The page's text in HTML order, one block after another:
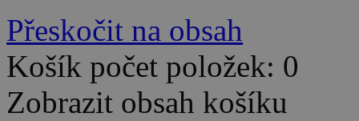
Přeskočit na obsah
Košík počet položek: 0
Zobrazit obsah košíku